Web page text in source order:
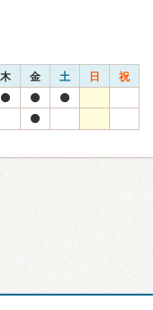
木 金 土 日 祝